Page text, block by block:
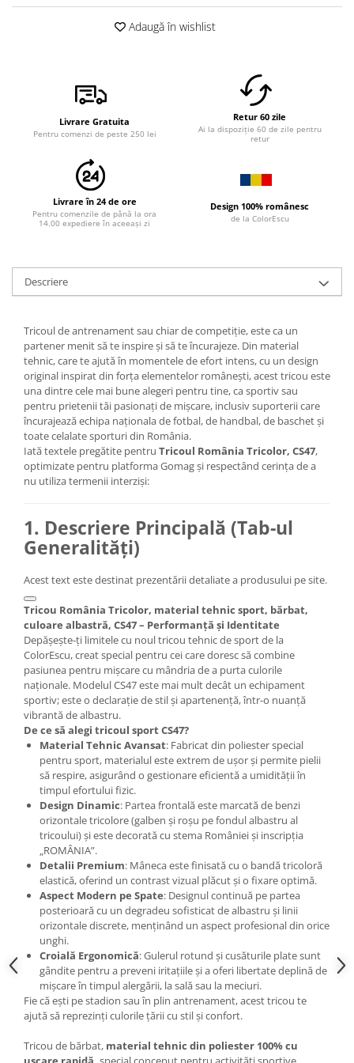
Adaugă în wishlist
Livrare Gratuita
Pentru comenzi de peste 250 lei
Retur 60 zile
Ai la dispoziție 60 de zile pentru
retur
Livrare în 24 de ore
Pentru comenzile de până la ora
14.00 expediere în aceeași zi
Design 100% românesc
de la ColorEscu
Descriere
Tricoul de antrenament sau chiar de competiție, este ca un
partener menit să te inspire și să te încurajeze. Din material
tehnic, care te ajută în momentele de efort intens, cu un design
original inspirat din forța elementelor românești, acest tricou este
una dintre cele mai bune alegeri pentru tine, ca sportiv sau
pentru prietenii tăi pasionați de mișcare, inclusiv suporterii care
încurajează echipa naționala de fotbal, de handbal, de baschet și
toate celalate sporturi din România.
Iată textele pregătite pentru Tricoul România Tricolor, CS47,
optimizate pentru platforma Gomag și respectând cerința de a
nu utiliza termenii interziși:
1. Descriere Principală (Tab-ul
Generalități)
Acest text este destinat prezentării detaliate a produsului pe site.
Tricou România Tricolor, material tehnic sport, bărbat,
culoare albastră, CS47 – Performanță și Identitate
Depășește-ți limitele cu noul tricou tehnic de sport de la
ColorEscu, creat special pentru cei care doresc să combine
pasiunea pentru mișcare cu mândria de a purta culorile
naționale. Modelul CS47 este mai mult decât un echipament
sportiv; este o declarație de stil și apartenență, într-o nuanță
vibrantă de albastru.
De ce să alegi tricoul sport CS47?
Material Tehnic Avansat: Fabricat din poliester special
pentru sport, materialul este extrem de ușor și permite pielii
să respire, asigurând o gestionare eficientă a umidității în
timpul efortului fizic.
Design Dinamic: Partea frontală este marcată de benzi
orizontale tricolore (galben și roșu pe fondul albastru al
tricoului) și este decorată cu stema României și inscripția
„ROMÂNIA”.
Detalii Premium: Mâneca este finisată cu o bandă tricoloră
elastică, oferind un contrast vizual plăcut și o fixare optimă.
Aspect Modern pe Spate: Designul continuă pe partea
posterioară cu un degradeu sofisticat de albastru și linii
orizontale discrete, menținând un aspect profesional din orice
unghi.
Croială Ergonomică: Gulerul rotund și cusăturile plate sunt
gândite pentru a preveni iritațiile și a oferi libertate deplină de
mișcare în timpul alergării, la sală sau la meciuri.
Fie că ești pe stadion sau în plin antrenament, acest tricou te
ajută să reprezinți culorile țării cu stil și confort.
Tricou de bărbat, material tehnic din poliester 100% cu